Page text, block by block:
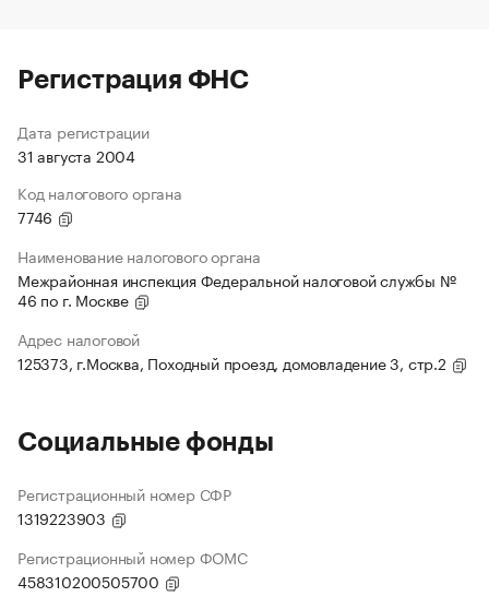
Регистрация ФНС
Дата регистрации
31 августа 2004
Код налогового органа
7746
Наименование налогового органа
Межрайонная инспекция Федеральной налоговой службы №
46 по г. Москве
Адрес налоговой
125373, г.Москва, Походный проезд, домовладение 3, стр.2
Социальные фонды
Регистрационный номер СФР
1319223903
Регистрационный номер ФОМС
458310200505700